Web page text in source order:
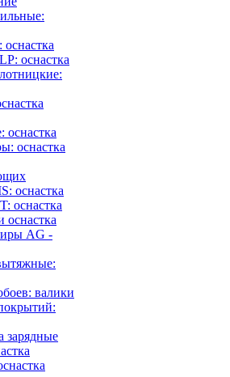
оснастка
оснастка
оснастка
оснастка
оснастка
оснастка
AG -
валики
зарядные